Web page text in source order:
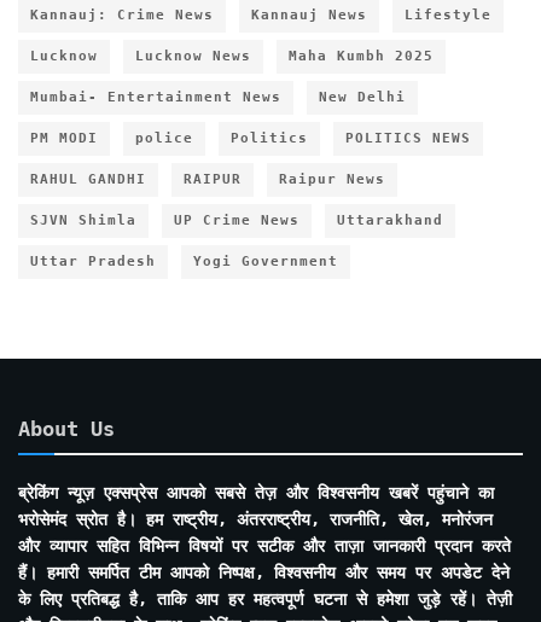
Kannauj: Crime News Kannauj News Lifestyle
Lucknow Lucknow News Maha Kumbh 2025
Mumbai- Entertainment News New Delhi
PM MODI police Politics POLITICS NEWS
RAHUL GANDHI RAIPUR Raipur News
SJVN Shimla UP Crime News Uttarakhand
Uttar Pradesh Yogi Government
About Us
ब्रेकिंग न्यूज़ एक्सप्रेस आपको सबसे तेज़ और विश्वसनीय खबरें पहुंचाने का
भरोसेमंद स्रोत है। हम राष्ट्रीय, अंतरराष्ट्रीय, राजनीति, खेल, मनोरंजन
और व्यापार सहित विभिन्न विषयों पर सटीक और ताज़ा जानकारी प्रदान करते
हैं। हमारी समर्पित टीम आपको निष्पक्ष, विश्वसनीय और समय पर अपडेट देने
के लिए प्रतिबद्ध है, ताकि आप हर महत्वपूर्ण घटना से हमेशा जुड़े रहें। तेज़ी